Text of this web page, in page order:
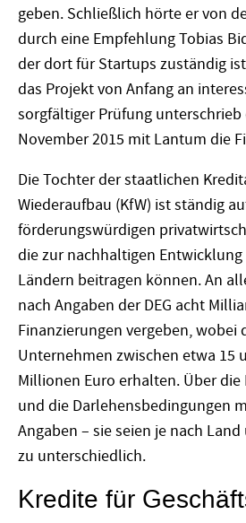
geben. Schließlich hörte er von
durch eine Empfehlung Tobias
der dort für Startups zuständig
das Projekt von Anfang an
sorgfältiger Prüfung unterschrieb
November 2015 mit Lantum die
Die Tochter der staatlichen
Wiederaufbau (KfW) ist ständig
förderungswürdigen
die zur nachhaltigen
Ländern beitragen können. An
nach Angaben der DEG acht
Finanzierungen vergeben, wobei
Unternehmen zwischen etwa 15
Millionen Euro erhalten. Über die
und die Darlehensbedingungen
Angaben – sie seien je nach
zu unterschiedlich.
Kredite für